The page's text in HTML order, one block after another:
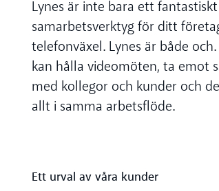
Lynes är inte bara ett fantastiskt
samarbetsverktyg för ditt
telefonväxel. Lynes är både
kan hålla videomöten, ta emot
med kollegor och kunder och
allt i samma arbetsflöde.
Ett urval av våra kunder